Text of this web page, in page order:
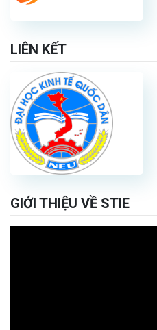
LIÊN KẾT
GIỚI THIỆU VỀ STIE